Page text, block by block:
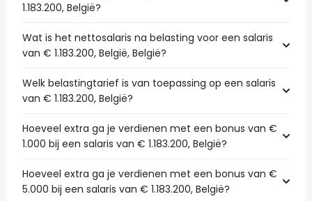
1.183.200, België?
Wat is het nettosalaris na belasting voor een salaris
van € 1.183.200, België, België?
Welk belastingtarief is van toepassing op een salaris
van € 1.183.200, België?
Hoeveel extra ga je verdienen met een bonus van €
1.000 bij een salaris van € 1.183.200, België?
Hoeveel extra ga je verdienen met een bonus van €
5.000 bij een salaris van € 1.183.200, België?